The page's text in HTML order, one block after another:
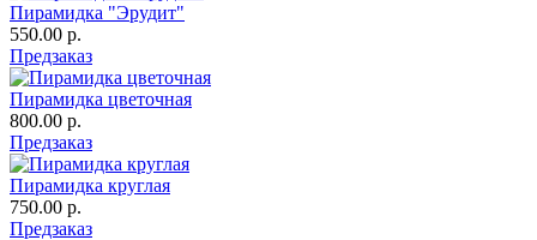
Пирамидка "Эрудит"
550.00 р.
Предзаказ
Пирамидка цветочная
800.00 р.
Предзаказ
Пирамидка круглая
750.00 р.
Предзаказ